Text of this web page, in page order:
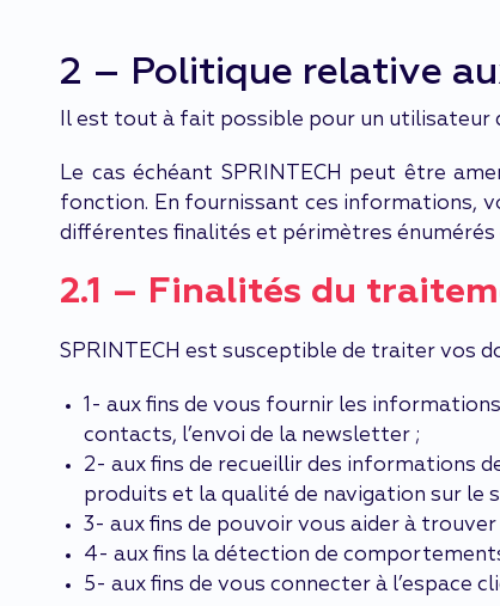
2 – Politique relative
Il est tout à fait possible pour un utilisateur
Le cas échéant SPRINTECH peut être
fonction. En fournissant ces informations,
différentes finalités et périmètres énumérés
2.1 – Finalités du
SPRINTECH est susceptible de traiter vos
1- aux fins de vous fournir les
contacts, l’envoi de la newsletter ;
2- aux fins de recueillir des informations
produits et la qualité de navigation sur le
3- aux fins de pouvoir vous aider à
4- aux fins la détection de
5- aux fins de vous connecter à l’espace